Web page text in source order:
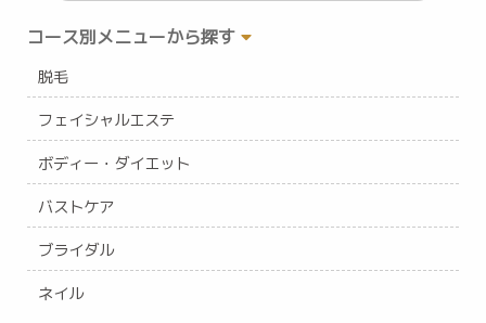
コース別メニューから探す
脱毛
フェイシャルエステ
ボディー・ダイエット
バストケア
ブライダル
ネイル